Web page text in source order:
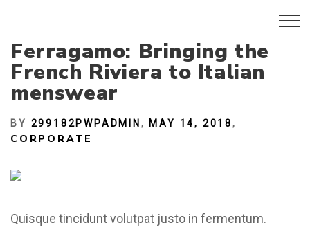
Ferragamo: Bringing the
French Riviera to Italian
menswear
BY 299182PWPADMIN MAY 14, 2018
CORPORATE
Quisque tincidunt volutpat justo in fermentum.